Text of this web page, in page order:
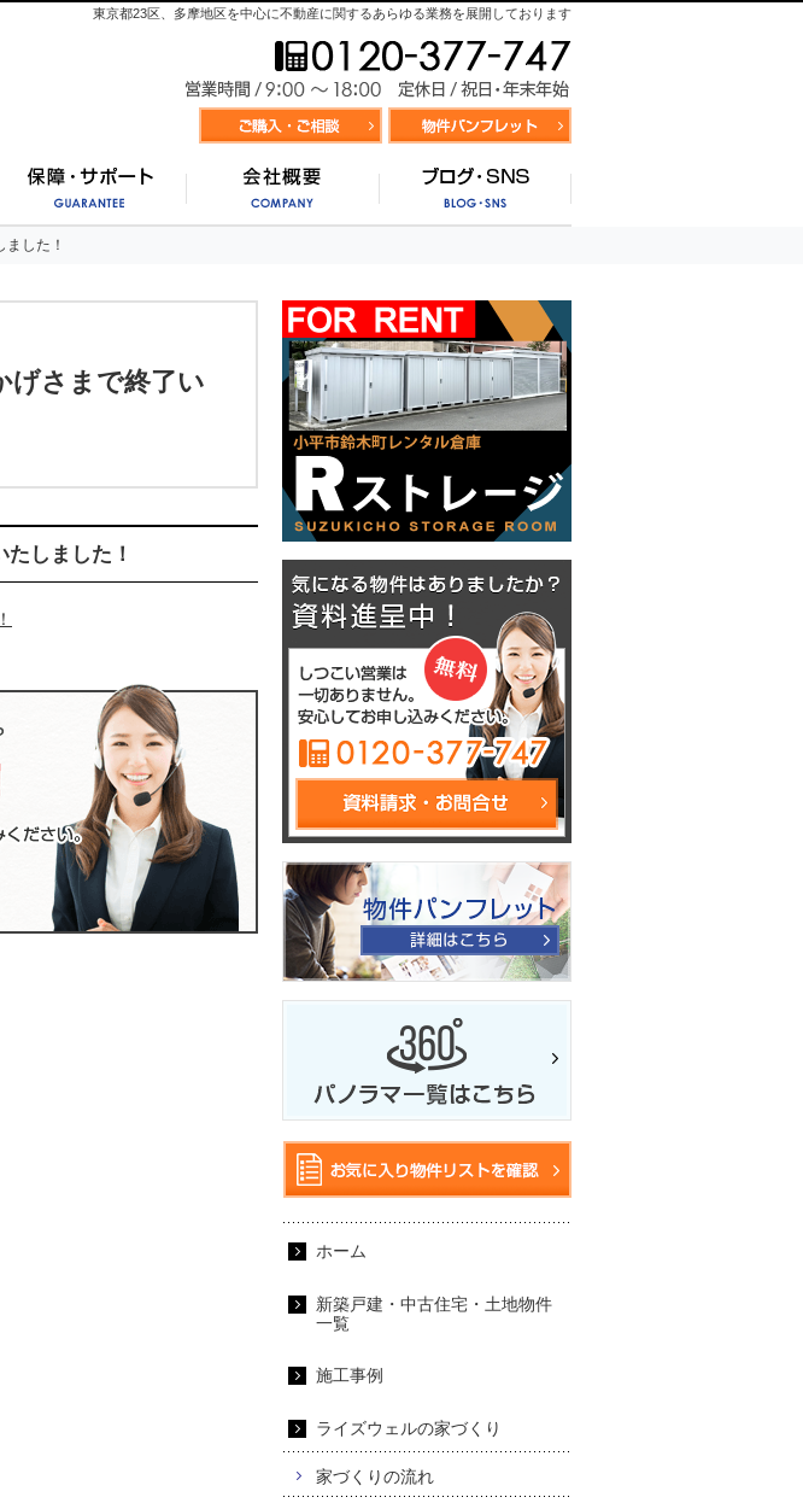
した！
さまで終了い
東京都23区、多摩地区を中心に不動産に関するあらゆる業務を展開しております
しました！
ホーム
新築戸建・中古住宅・土地物件
一覧
施工事例
ライズウェルの家づくり
家づくりの流れ
資料請求・お問合せ
した！